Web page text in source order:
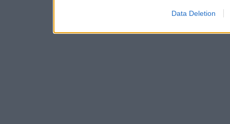
Data Deletion